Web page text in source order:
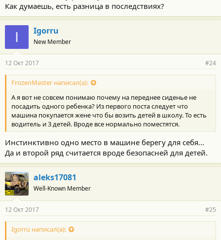
Как думаешь, есть разница в последствиях?
I Igorru
New Member
12 Окт 2017 #24
FrozenMaster написал(а):
А я вот не совсем понимаю почему на переднее сиденье не
посадить одного ребенка? Из первого поста следует что
машина покупается жене что бы возить детей в школу. То есть
водитель и 3 детей. Вроде все нормально поместятся.
Инстинктивно одно место в машине берегу для себя...
Да и второй ряд считается вроде безопасней для детей.
aleks17081
Well-Known Member
12 Окт 2017 #25
Igorru написал(а):